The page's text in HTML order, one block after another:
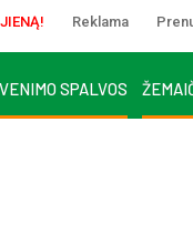
Reklama
SPALVOS